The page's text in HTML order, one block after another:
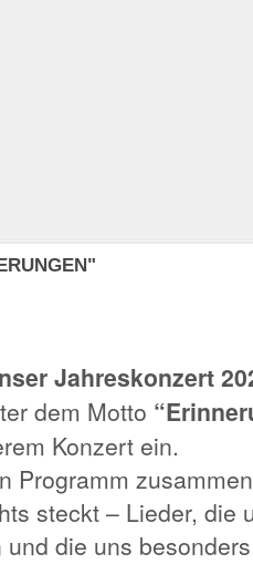
Jahreskonzert
dem Motto
Konzert ein.
Programm
steckt – Lieder, die
die uns